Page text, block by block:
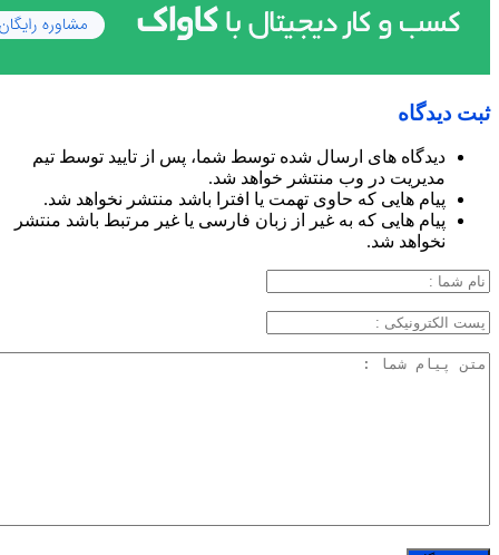
ثبت دیدگاه
دیدگاه های ارسال شده توسط شما، پس از تایید توسط تیم
مدیریت در وب منتشر خواهد شد.
پیام هایی که حاوی تهمت یا افترا باشد منتشر نخواهد شد.
پیام هایی که به غیر از زبان فارسی یا غیر مرتبط باشد منتشر
نخواهد شد.